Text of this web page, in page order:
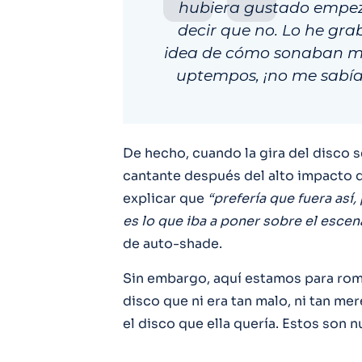
hubiera gustado
decir que no. Lo he
idea de cómo sonaban
uptempos, ¡no me
De hecho, cuando la gira del disco
cantante después del alto impacto
explicar que “prefería que fuera
es lo que iba a poner sobre el
de auto-shade.
Sin embargo, aquí estamos para
disco que ni era tan malo, ni tan
el disco que ella quería. Estos son